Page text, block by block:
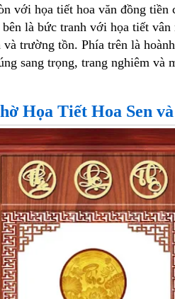
với họa tiết hoa văn đồng
là bức tranh với họa tiết
trường tồn. Phía trên là
sang trọng, trang nghiêm và
Họa Tiết Hoa Sen